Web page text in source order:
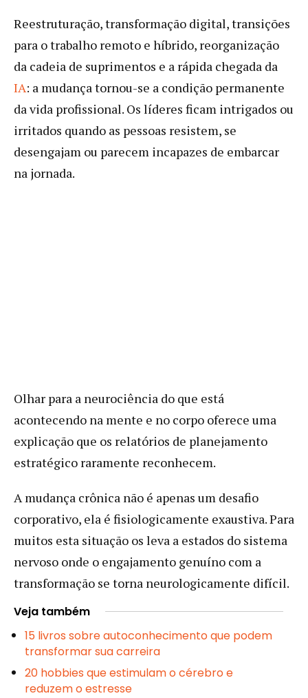
Reestruturação, transformação digital, transições
para o trabalho remoto e híbrido, reorganização
da cadeia de suprimentos e a rápida chegada da
IA: a mudança tornou-se a condição permanente
da vida profissional. Os líderes ficam intrigados ou
irritados quando as pessoas resistem, se
desengajam ou parecem incapazes de embarcar
na jornada.
Olhar para a neurociência do que está
acontecendo na mente e no corpo oferece uma
explicação que os relatórios de planejamento
estratégico raramente reconhecem.
A mudança crônica não é apenas um desafio
corporativo, ela é fisiologicamente exaustiva. Para
muitos esta situação os leva a estados do sistema
nervoso onde o engajamento genuíno com a
transformação se torna neurologicamente difícil.
Veja também
15 livros sobre autoconhecimento que podem
transformar sua carreira
20 hobbies que estimulam o cérebro e
reduzem o estresse